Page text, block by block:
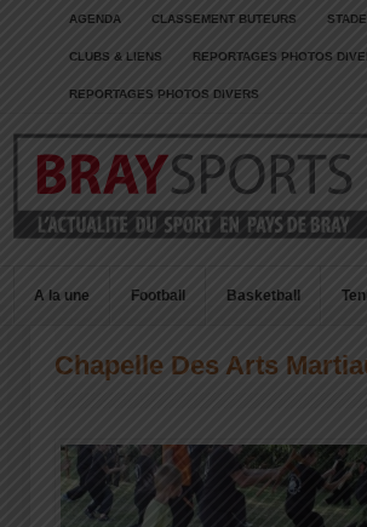
AGENDA CLASSEMENT BUTEURS
CLUBS & LIENS REPORTAGES PHOTOS
REPORTAGES PHOTOS DIVERS
A la une Football Basketball
Chapelle Des Arts